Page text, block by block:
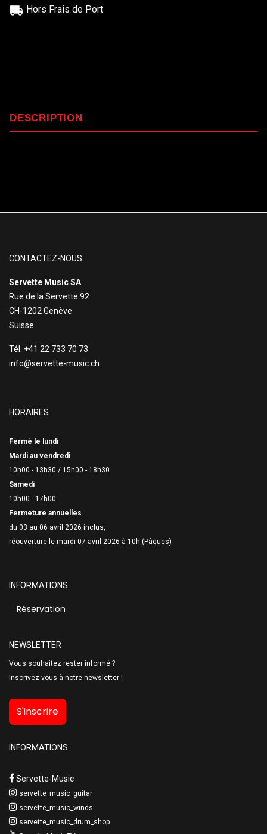
Hors Frais de Port
DESCRIPTION
CONTACTEZ-NOUS
Servette Music SA
Rue de la Servette 92
CH-1202 Genève
Suisse
Tél. +41 22 733 70 73
info@servette-music.ch
HORAIRES
Fermé le lundi
Mardi au vendredi
10h00 - 13h30 / 15h00 - 18h30
Samedi
10h00 - 17h00
Fermeture annuelles
du 03 au 06 avril 2026 inclus,
réouverture le mardi 07 avril 2026 à 10h (Pâques)
INFORMATIONS
Réservation
NEWSLETTER
Vous souhaitez rester informé ?
Inscrivez-vous à notre newsletter !
S'inscrire
INFORMATIONS
Servette-Music
servette_music_guitar
servette_music_winds
servette_music_drum_shop